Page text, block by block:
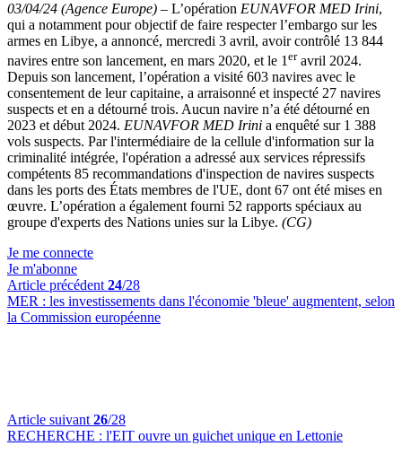
03/04/24 (Agence Europe) – L’opération EUNAVFOR MED Irini,
qui a notamment pour objectif de faire respecter l’embargo sur les
armes en Libye, a annoncé, mercredi 3 avril, avoir contrôlé 13 844
navires entre son lancement, en mars 2020, et le 1 eravril 2024.
Depuis son lancement, l’opération a visité 603 navires avec le
consentement de leur capitaine, a arraisonné et inspecté 27 navires
suspects et en a détourné trois. Aucun navire n’a été détourné en
2023 et début 2024. EUNAVFOR MED Irini a enquêté sur 1 388
vols suspects. Par l'intermédiaire de la cellule d'information sur la
criminalité intégrée, l'opération a adressé aux services répressifs
compétents 85 recommandations d'inspection de navires suspects
dans les ports des États membres de l'UE, dont 67 ont été mises en
œuvre. L’opération a également fourni 52 rapports spéciaux au
groupe d'experts des Nations unies sur la Libye. (CG)
Je me connecte
Je m'abonne
Article précédent 24/28
MER : les investissements dans l'économie 'bleue' augmentent, selon
la Commission européenne
Article suivant 26/28
RECHERCHE : l'EIT ouvre un guichet unique en Lettonie